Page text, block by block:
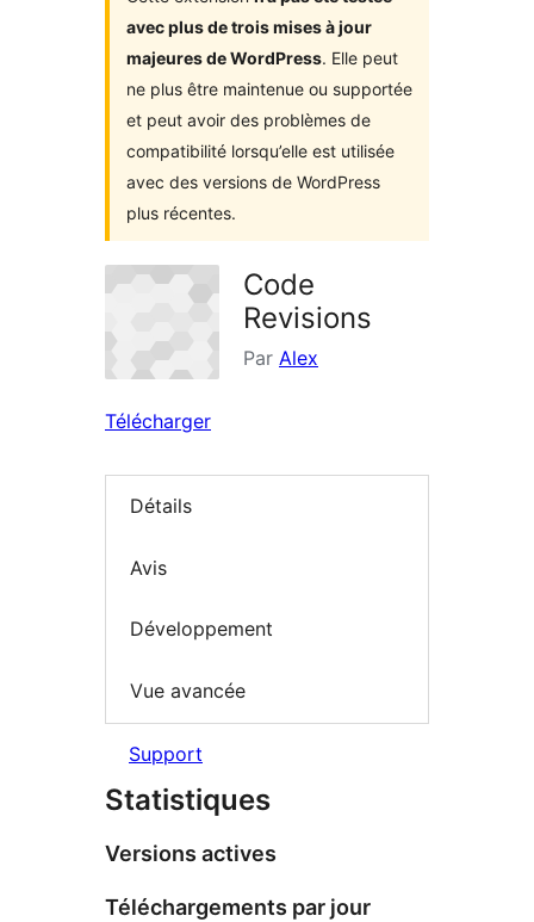
avec plus de trois mises à jour
majeures de WordPress. Elle peut
ne plus être maintenue ou supportée
et peut avoir des problèmes de
compatibilité lorsqu’elle est utilisée
avec des versions de WordPress
plus récentes.
Code
Revisions
Par Alex
Télécharger
Détails
Avis
Développement
Vue avancée
Support
Statistiques
Versions actives
Téléchargements par jour